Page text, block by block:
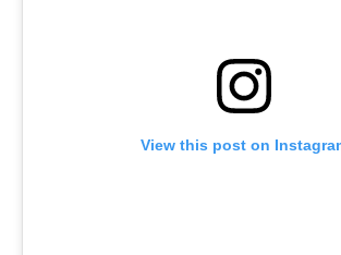
View this post on